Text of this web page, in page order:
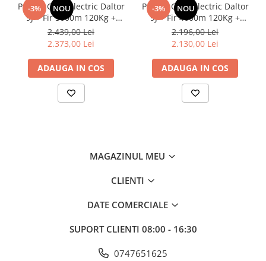
-3% NOU
Pachet Gard Electric Daltor
9J + Fir 5000m 120Kg +
Panou 50W cu regulator +
Acumulator 18Ah
2.439,00 Lei
2.373,00 Lei
ADAUGA IN COS
-3% NOU
Pachet Gard Electric Daltor
9J + Fir 4000m 120Kg +
Panou 50W cu regulator +
Acumulator 18Ah
2.196,00 Lei
2.130,00 Lei
ADAUGA IN COS
MAGAZINUL MEU
CLIENTI
DATE COMERCIALE
SUPORT CLIENTI 08:00 - 16:30
0747651625